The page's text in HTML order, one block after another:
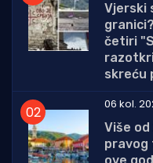
Vjerski
četiri
skreću
06 kol.
Više
pravog